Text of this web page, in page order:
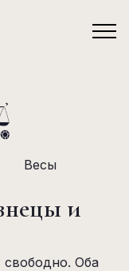
Весы
и
свободно. Оба